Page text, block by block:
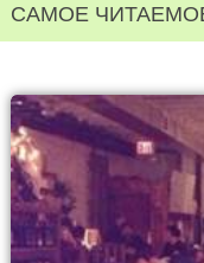
САМОЕ